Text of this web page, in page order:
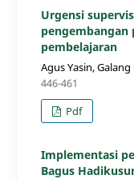
Urgensi
pembelajaran
Agus Yasin,
446-461
Pdf
Implementasi
Bagus